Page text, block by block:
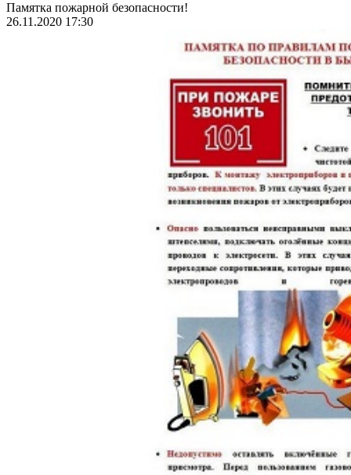
Памятка пожарной безопасности!
26.11.2020 17:30